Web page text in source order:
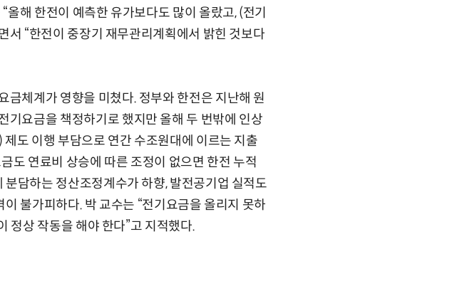
해 한전이 예측한 유가보다도 많이 올랐고, (전기
서 “한전이 중장기 재무관리계획에서 밝힌 것보다
체계가 영향을 미쳤다. 정부와 한전은 지난해 원
기요금을 책정하기로 했지만 올해 두 번밖에 인상
도 이행 부담으로 연간 수조원대에 이르는 지출
도 연료비 상승에 따른 조정이 없으면 한전 누적
담하는 정산조정계수가 하향, 발전공기업 실적도
불가피하다. 박 교수는 “전기요금을 올리지 못하
정상 작동을 해야 한다”고 지적했다.